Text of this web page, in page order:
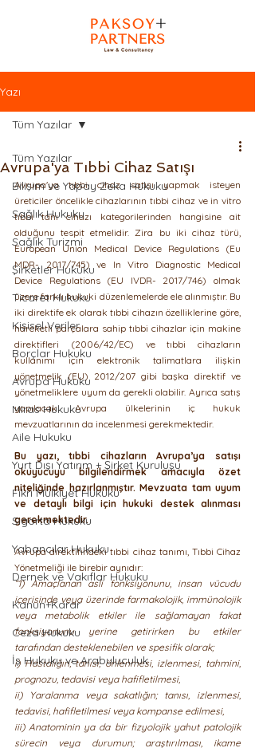
Yazı
Tüm Yazılar
Bilişim ve Yapay Zeka Hukuku
Sağlık Hukuku
Sağlık Turizmi
Şirketler Hukuku
Ticaret Hukuku
Kişisel Veriler
Borçlar Hukuku
Avrupa Hukuku
Miras Hukuku
Aile Hukuku
Yurt Dışı Yatırım + Şirket Kuruluşu
Fikri Mülkiyet Hukuku
Sigorta Hukuku
Yabancılar Hukuku
Dernek ve Vakıflar Hukuku
Kanun+Karar
Ceza Hukuku
İş Hukuku ve Arabuluculuk
Tüm Yazılar
Avrupa'ya Tıbbi Cihaz Satışı
Avrupa'ya tıbbi cihaz satışı yapmak isteyen
üreticiler öncelikle cihazlarının tıbbi cihaz ve in vitro
tıbbi tanı cihazı kategorilerinden hangisine ait
olduğunu tespit etmelidir. Zira bu iki cihaz türü,
European Union Medical Device Regulations (Eu
MDR- 2017/745) ve In Vitro Diagnostic Medical
Device Regulations (EU IVDR- 2017/746) olmak
üzere farklı hukuki düzenlemelerde ele alınmıştır. Bu
iki direktife ek olarak tıbbi cihazın özelliklerine göre,
hareketli parçalara sahip tıbbi cihazlar için makine
direktifleri (2006/42/EC) ve tıbbi cihazların
kullanımı için elektronik talimatlara ilişkin
yönetmelik (EU) 2012/207 gibi başka direktif ve
yönetmeliklere uyum da gerekli olabilir. Ayrıca satış
yapılacak Avrupa ülkelerinin iç hukuk
mevzuatlarının da incelenmesi gerekmektedir.
Bu yazı, tıbbi cihazların Avrupa’ya satışı
okuyucuyu bilgilendirmek amacıyla özet
niteliğinde hazırlanmıştır. Mevzuata tam uyum
ve detaylı bilgi için hukuki destek alınması
gerekmektedir.
Avrupa direktifindeki tıbbi cihaz tanımı, Tıbbi Cihaz
Yönetmeliği ile birebir aynıdır:
“1) Amaçlanan asli fonksiyonunu, insan vücudu
içerisinde veya üzerinde farmakolojik, immünolojik
veya metabolik etkiler ile sağlamayan fakat
fonksiyonunu yerine getirirken bu etkiler
tarafından desteklenebilen ve spesifik olarak;
i) Hastalığın; tanısı, önlenmesi, izlenmesi, tahmini,
prognozu, tedavisi veya hafifletilmesi,
ii) Yaralanma veya sakatlığın; tanısı, izlenmesi,
tedavisi, hafifletilmesi veya kompanse edilmesi,
iii) Anatominin ya da bir fizyolojik yahut patolojik
sürecin veya durumun; araştırılması, ikame